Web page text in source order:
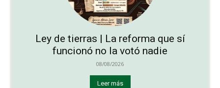
Ley de tierras | La reforma que sí
funcionó no la votó nadie
08/08/2026
Leer más